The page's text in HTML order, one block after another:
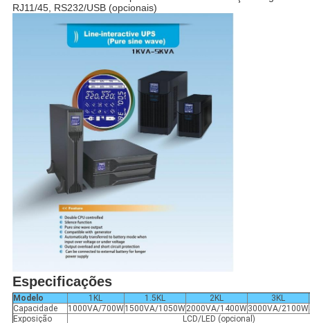
RJ11/45, RS232/USB (opcionais)
Especificações
Modelo 1KL 1.5KL 2KL
3KL
Capacidade
1000VA/700W1500VA/1050W2000VA/1400W3000VA/2100W
Exposição
LCD/LED (opcional)